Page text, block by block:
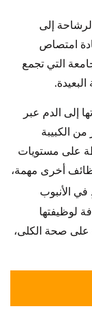
إلى
امتصاص
التي تجمع
إلى الدم عبر
الكبيبة
على مستويات
أخرى مهمة،
الأنبوب
لوظيفتها
على صحة الكلى،